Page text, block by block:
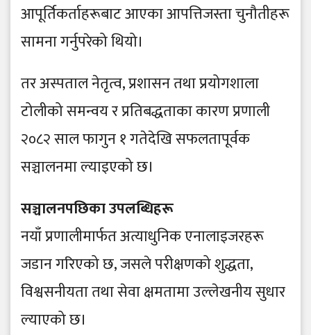
आपूर्तिकर्ताहरूबाट आएका आपत्तिजस्ता चुनौतीहरू
सामना गर्नुपरेको थियो।
तर अस्पताल नेतृत्व, प्रशासन तथा प्रयोगशाला
टोलीको समन्वय र प्रतिबद्धताका कारण प्रणाली
२०८२ साल फागुन १ गतेदेखि सफलतापूर्वक
सञ्चालनमा ल्याइएको छ।
सञ्चालनपछिका उपलब्धिहरू
नयाँ प्रणालीमार्फत अत्याधुनिक एनालाइजरहरू
जडान गरिएको छ, जसले परीक्षणको शुद्धता,
विश्वसनीयता तथा सेवा क्षमतामा उल्लेखनीय सुधार
ल्याएको छ।